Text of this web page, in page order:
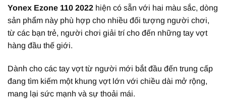
Yonex Ezone 110 2022 hiện có sẵn với hai màu sắc, dòng
sản phẩm này phù hợp cho nhiều đối tượng người chơi,
từ các bạn trẻ, người chơi giải trí cho đến những tay vợt
hàng đầu thế giới.
Dành cho các tay vợt từ người mới bắt đầu đến trung cấp
đang tìm kiếm một khung vợt lớn với chiều dài mở rộng,
mang lại sức mạnh và sự thoải mái.